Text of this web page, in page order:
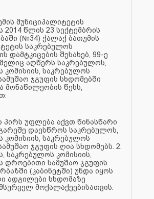
მუნიციპალიტეტის
2014 წლის 23 სექტემბრის
(№34) ქალაქ ბათუმის
საკრებულოს
დამტკიცების შესახებ, 99-ე
აღწერს საკრებულოს,
კომისიის, საკრებულოს
ჯგუფის სხდომებში
მონაწილეობის წესს,
პირს უფლება აქვთ წინასწარი
დაესწროს საკრებულოს,
კომისიის, საკრებულოს
ჯგუფის ღია სხდომებს. 2.
საკრებულოს კომისიის,
დროებითი სამუშაო ჯგუფის
(კაბინეტში) უნდა იყოს
ადგილები სხდომაზე
მოქალაქეებისათვის.